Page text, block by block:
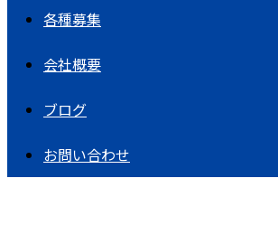
各種募集
会社概要
ブログ
お問い合わせ